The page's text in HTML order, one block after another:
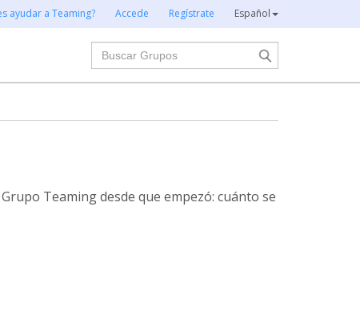
ayudar a Teaming? Accede Regístrate Español
Buscar
Teaming desde que empezó: cuánto se